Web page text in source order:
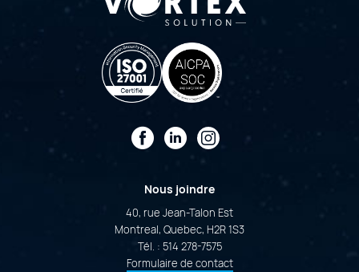
FacebookLinkedIn
Instagram
Nous joindre
40, rue Jean-Talon Est
Montreal, Quebec, H2R 1S3
Tél. : 514 278-7575
Formulaire de contact